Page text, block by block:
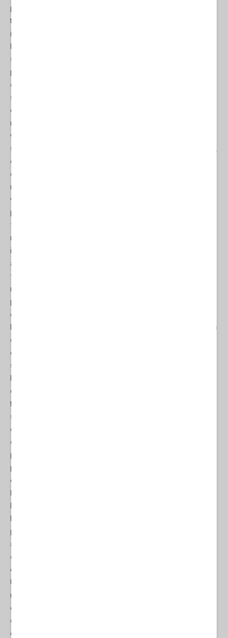
prepararsi alla guerra. Non un accordo di pace, dunque, ma una
trappola degna dei tempi dei trattati segreti tra le potenze europee
in corsa verso le guerre mondiali del Novecento
secondo la mia proposta – con un’Assemblea generale dotata di
prerogative sovrane e di meccanismi efficaci di garanzia
dell’esecuzione dei negoziati di pace – questa falsificazione
sarebbe stata irrealizzabile. Un ente di sorveglianza indipendente,
con mandato dell’intera comunità internazionale, avrebbe
monitorato l’attuazione degli impegni di Minsk, documentato le
violazioni, ammonito le parti e reso politicamente insostenibile il
sabotaggio avvenuto indisturbato per sette anni alla luce del sole,
con la complicità dei garanti. L’Onu che propongo avrebbe reso
quel tradimento impossibile. Ma vi è di più. Nell’autunno e
nell’inverno del 2021-2022, quando la crisi si andava avvitando
verso il punto di non ritorno, un’Assemblea generale dotata di
poteri effettivi sarebbe stata in grado di intervenire su entrambi i
fronti del conflitto nascente. Non come osservatore impotente,
ma come giudice-arbitro dotato di strumenti adeguati di
intervento. Fino all’uso di una propria forza di interposizione
armata. Il primo atto sarebbe consistito nel riconoscimento
formale di una realtà che il concerto occidentale si era ostinato a
negare: la Russia aveva subìto, nel corso di trent’anni, un
processo di accerchiamento strategico non dichiarato da parte
della Nato.
Non si trattava di paranoia imperiale né di eccessiva suscettibilità
del Cremlino circa la propria zona di influenza. Si trattava di fatti
documentati, incontestabili. Contravvenendo impegni presi
subito dopo la caduta del Muro di Berlino e lo scioglimento del
quattordici nuovi membri, spingendo la propria linea di contatto
fino ai confini della Federazione Russa. Basi missilistiche erano
state installate in Romania e in Polonia, descritte come scudi
difensivi ma rapidamente convertibili in piattaforme offensive. Il
documento fondativo della Nato-Russia del 1997, che aveva
promesso di non dispiegare forze militari permanenti nei nuovi
paesi membri, era stato progressivamente svuotato di
contenuto. E nel 2008, al vertice di Bucarest, era stata formulata
passivamente da un’Europa che aveva abdicato alla propria
autonomia strategica e aveva mascherato l’espansione Nato
con una parallela, innocente, politica di allargamento verso Est
dell’Unione europea.
Un’aggressione silenziosa, al rallentatore: non con i carri armati,
ma con i trattati, le basi, i memorandum, le mappe che si
coloravano di blu verso est. La Russia aveva protestato per
decenni – con Putin che aveva denunciato esplicitamente, fin dal
discorso di Monaco del 2007, l’accerchiamento – e nessuno